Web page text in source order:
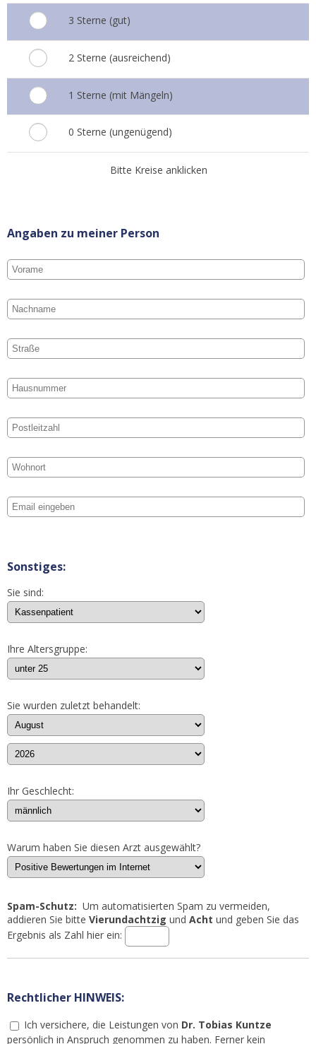
3 Sterne (gut)
2 Sterne (ausreichend)
1 Sterne (mit Mängeln)
0 Sterne (ungenügend)
Bitte Kreise anklicken
Angaben zu meiner Person
Sonstiges:
Sie sind:
Ihre Altersgruppe:
Sie wurden zuletzt behandelt:
Ihr Geschlecht:
Warum haben Sie diesen Arzt ausgewählt?
Spam-Schutz: Um automatisierten Spam zu vermeiden,
addieren Sie bitte Vierundachtzig und Acht und geben Sie das
Ergebnis als Zahl hier ein:
Rechtlicher HINWEIS:
Ich versichere, die Leistungen von Dr. Tobias Kuntze
persönlich in Anspruch genommen zu haben. Ferner kein